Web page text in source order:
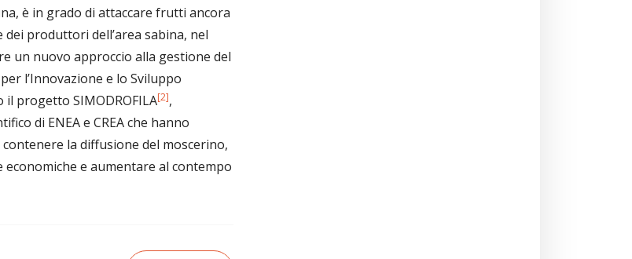
è in grado di attaccare frutti ancora
produttori dell’area sabina, nel
un nuovo approccio alla gestione del
l’Innovazione e lo Sviluppo
il progetto SIMODROFILA[2],
di ENEA e CREA che hanno
la diffusione del moscerino,
e aumentare al contempo